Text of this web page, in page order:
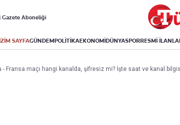
Gazete Aboneliği
SAYFAGÜNDEMPOLİTİKAEKONOMİDÜNYASPORRESMİ
Puan Durumu
Fikstür
Avrupa Ligi
Avrupa
Amerika
İsrail-Gazze
Sağlık
Aktüel
- Fransa maçı hangi kanalda, şifresiz mi? İşte saat ve kanal